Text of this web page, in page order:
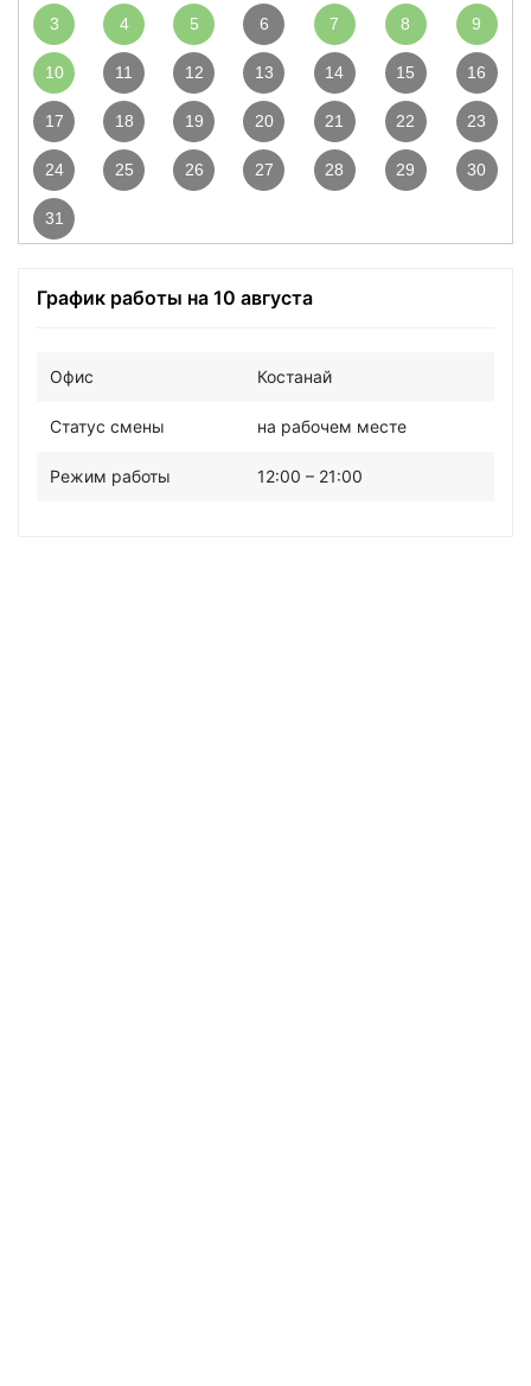
3 4 5 6 7 8 9
10 11 12 13 14 15 16
17 18 19 20 21 22 23
24 25 26 27 28 29 30
31
График работы на 10 августа
Офис Костанай
Статус смены на рабочем месте
Режим работы 12:00 – 21:00